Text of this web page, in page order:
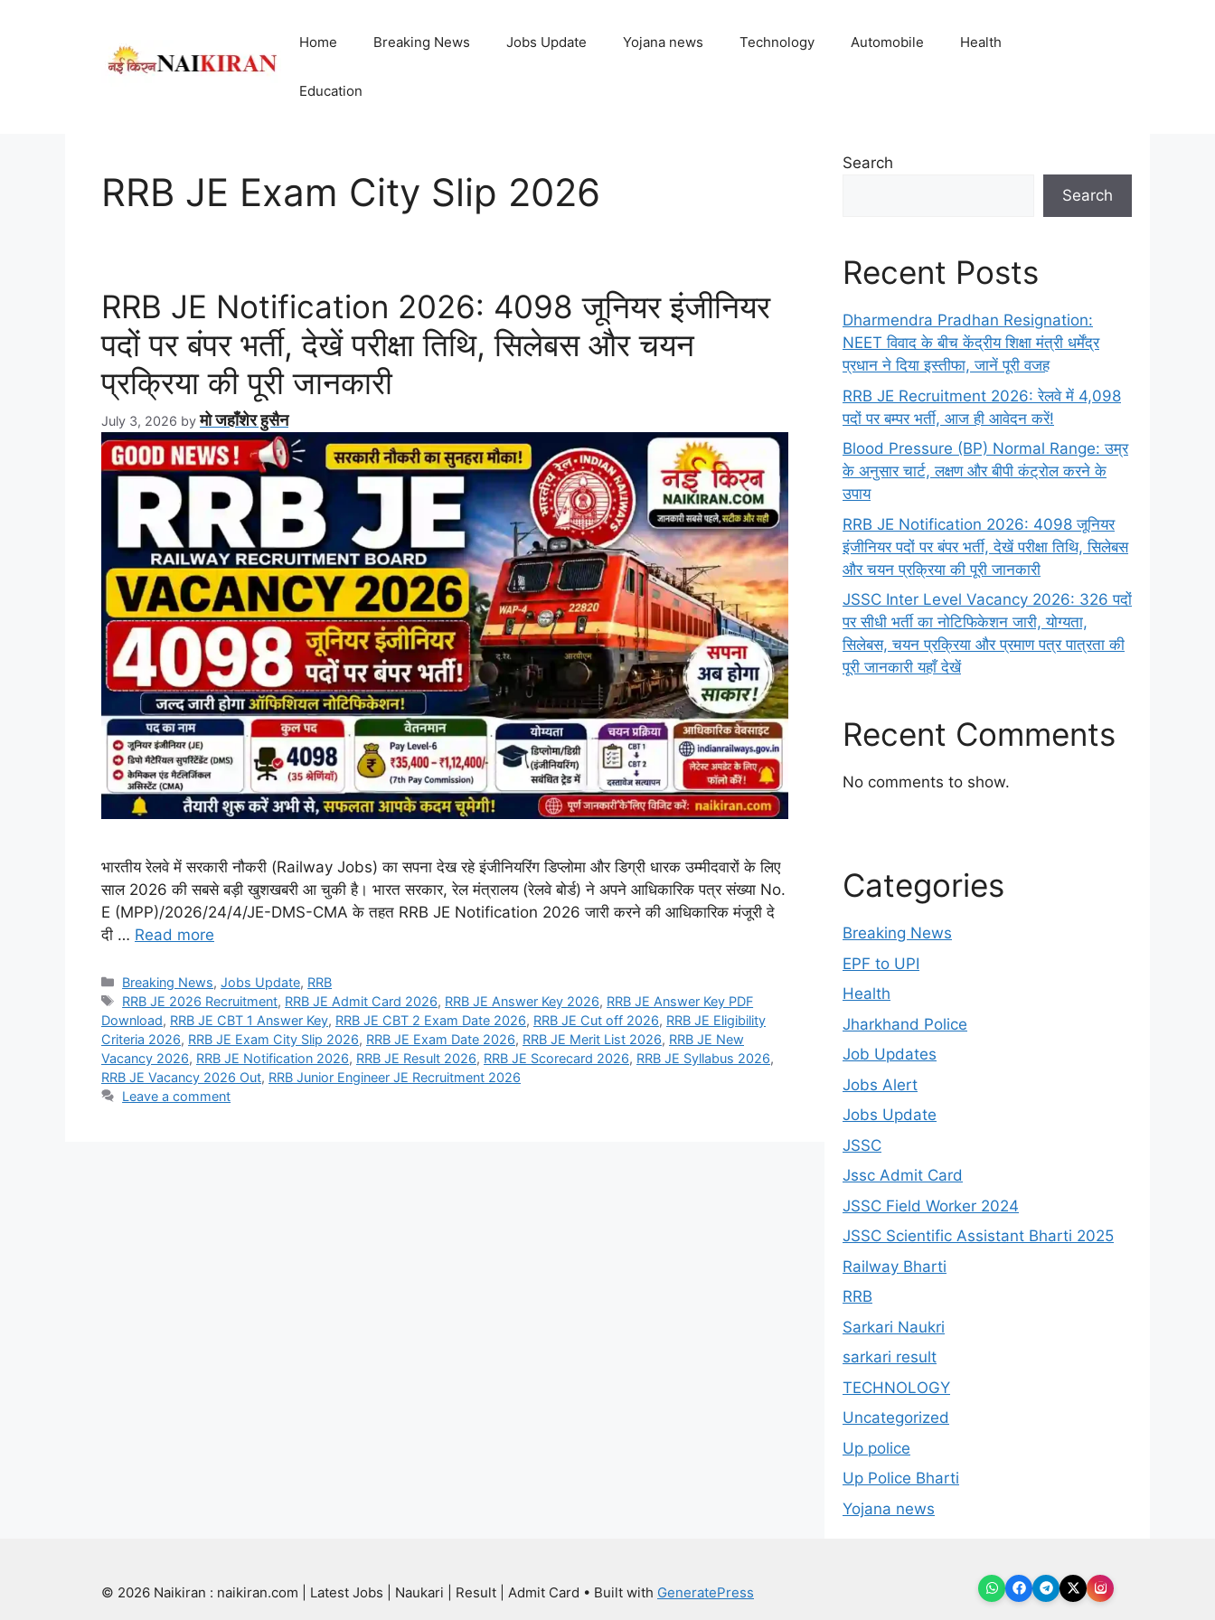
Home Breaking News Jobs Update Yojana news Technology Automobile Health
Education
RRB JE Exam City Slip 2026
RRB JE Notification 2026: 4098 जूनियर इंजीनियर
पदों पर बंपर भर्ती, देखें परीक्षा तिथि, सिलेबस और चयन
प्रक्रिया की पूरी जानकारी
July 3, 2026 byमो जहाँशेर हुसैन
भारतीय रेलवे में सरकारी नौकरी (Railway Jobs) का सपना देख रहे इंजीनियरिंग डिप्लोमा और डिग्री धारक उम्मीदवारों के लिए
साल 2026 की सबसे बड़ी खुशखबरी आ चुकी है। भारत सरकार, रेल मंत्रालय (रेलवे बोर्ड) ने अपने आधिकारिक पत्र संख्या No.
E (MPP)/2026/24/4/JE-DMS-CMA के तहत RRB JE Notification 2026 जारी करने की आधिकारिक मंजूरी दे
दी … Read more
Categories
Breaking News,Jobs Update, RRB
Tags
RRB JE 2026 Recruitment, RRB JE Admit Card 2026, RRB JE Answer Key 2026, RRB JE Answer Key PDF
Download, RRB JE CBT 1 Answer Key, RRB JE CBT 2 Exam Date 2026, RRB JE Cut off 2026, RRB JE Eligibility
Criteria 2026, RRB JE Exam City Slip 2026, RRB JE Exam Date 2026, RRB JE Merit List 2026, RRB JE New
Vacancy 2026, RRB JE Notification 2026, RRB JE Result 2026, RRB JE Scorecard 2026, RRB JE Syllabus 2026,
RRB JE Vacancy 2026 Out, RRB Junior Engineer JE Recruitment 2026
Leave a comment
Search
Search
Recent Posts
Dharmendra Pradhan Resignation:
NEET विवाद के बीच केंद्रीय शिक्षा मंत्री धर्मेंद्र
प्रधान ने दिया इस्तीफा, जानें पूरी वजह
RRB JE Recruitment 2026: रेलवे में 4,098
पदों पर बम्पर भर्ती, आज ही आवेदन करें!
Blood Pressure (BP) Normal Range: उम्र
के अनुसार चार्ट, लक्षण और बीपी कंट्रोल करने के
उपाय
RRB JE Notification 2026: 4098 जूनियर
इंजीनियर पदों पर बंपर भर्ती, देखें परीक्षा तिथि, सिलेबस
और चयन प्रक्रिया की पूरी जानकारी
JSSC Inter Level Vacancy 2026: 326 पदों
पर सीधी भर्ती का नोटिफिकेशन जारी, योग्यता,
सिलेबस, चयन प्रक्रिया और प्रमाण पत्र पात्रता की
पूरी जानकारी यहाँ देखें
Recent Comments
No comments to show.
Categories
Breaking News
EPF to UPI
Health
Jharkhand Police
Job Updates
Jobs Alert
Jobs Update
JSSC
Jssc Admit Card
JSSC Field Worker 2024
JSSC Scientific Assistant Bharti 2025
Railway Bharti
RRB
Sarkari Naukri
sarkari result
TECHNOLOGY
Uncategorized
Up police
Up Police Bharti
Yojana news
© 2026 Naikiran : naikiran.com | Latest Jobs | Naukari | Result | Admit Card • Built with GeneratePress